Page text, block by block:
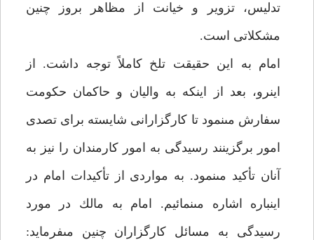
تدليس، تزوير و خيانت از مظاهر بروز چنين
مشكلاتى است.
امام به اين حقيقت تلخ كاملاً توجه داشت. از
اين‏رو، بعد از اين‏كه به واليان و حاكمان حكومت
سفارش مى‏نمود تا كارگزارانى شايسته براى تصدى
امور برگزينند رسيدگى به امور كارمندان را نيز به
آنان تأكيد مى‏نمود. به مواردى از تأكيدات امام در
اين‏باره اشاره مى‏نمائيم. امام به مالك در مورد
رسيدگى به مسائل كارگزاران چنين مى‏فرمايد: